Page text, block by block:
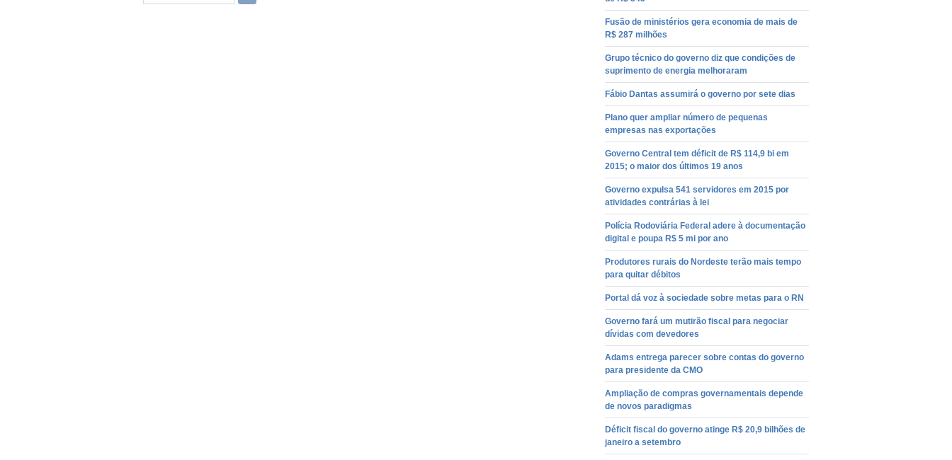
Fusão de ministérios gera economia de mais de
R$ 287 milhões
Grupo técnico do governo diz que condições de
suprimento de energia melhoraram
Fábio Dantas assumirá o governo por sete dias
Plano quer ampliar número de pequenas
empresas nas exportações
Governo Central tem déficit de R$ 114,9 bi em
2015; o maior dos últimos 19 anos
Governo expulsa 541 servidores em 2015 por
atividades contrárias à lei
Polícia Rodoviária Federal adere à documentação
digital e poupa R$ 5 mi por ano
Produtores rurais do Nordeste terão mais tempo
para quitar débitos
Portal dá voz à sociedade sobre metas para o RN
Governo fará um mutirão fiscal para negociar
dívidas com devedores
Adams entrega parecer sobre contas do governo
para presidente da CMO
Ampliação de compras governamentais depende
de novos paradigmas
Déficit fiscal do governo atinge R$ 20,9 bilhões de
janeiro a setembro